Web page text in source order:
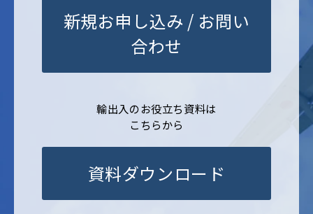
新規お申し込み / お問い
合わせ
輸出入のお役立ち資料は
こちらから
資料ダウンロード